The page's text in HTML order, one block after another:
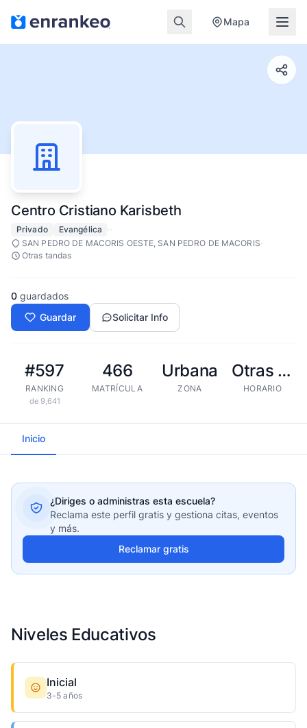
Mapa
Centro Cristiano Karisbeth
Privado Evangélica ··
SAN PEDRO DE MACORIS OESTE, SAN PEDRO DE MACORIS·
Otras tandas
0 guardados
Guardar
Solicitar Info
#597
RANKING
de 9,641
466
MATRÍCULA
Urbana
ZONA
Otras tandas
HORARIO
Inicio
¿Diriges o administras esta escuela?
Reclama este perfil gratis y gestiona citas, eventos
y más.
Reclamar gratis
Niveles Educativos
Inicial
3-5 años